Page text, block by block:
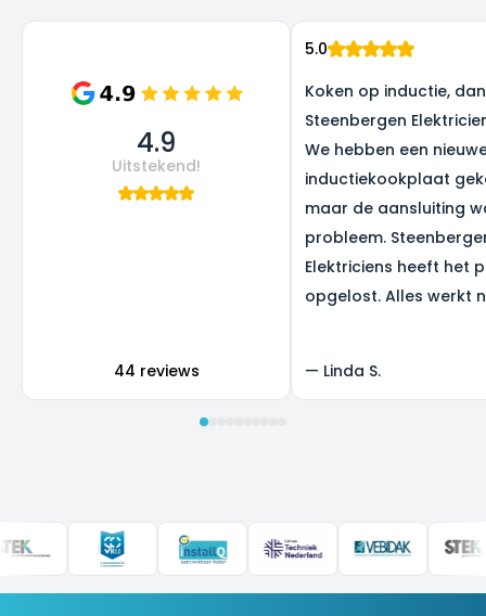
4.9
Uitstekend!
44 reviews
5.0
Koken op inductie,
Steenbergen
We hebben een
inductiekookplaat
maar de aansluiting
probleem.
Elektriciens heeft het
opgelost. Alles werkt
— Linda S.